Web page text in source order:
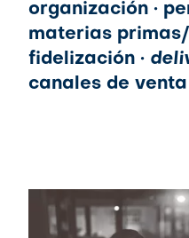
organización ·
materias primas/
fidelización ·
canales de venta